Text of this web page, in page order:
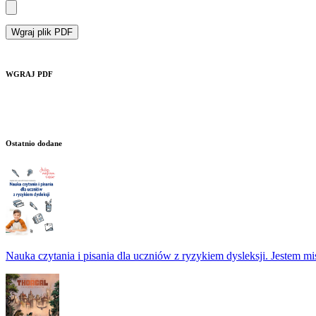
Wgraj plik PDF
WGRAJ PDF
Ostatnio dodane
Nauka czytania i pisania dla uczniów z ryzykiem dysleksji. Jestem